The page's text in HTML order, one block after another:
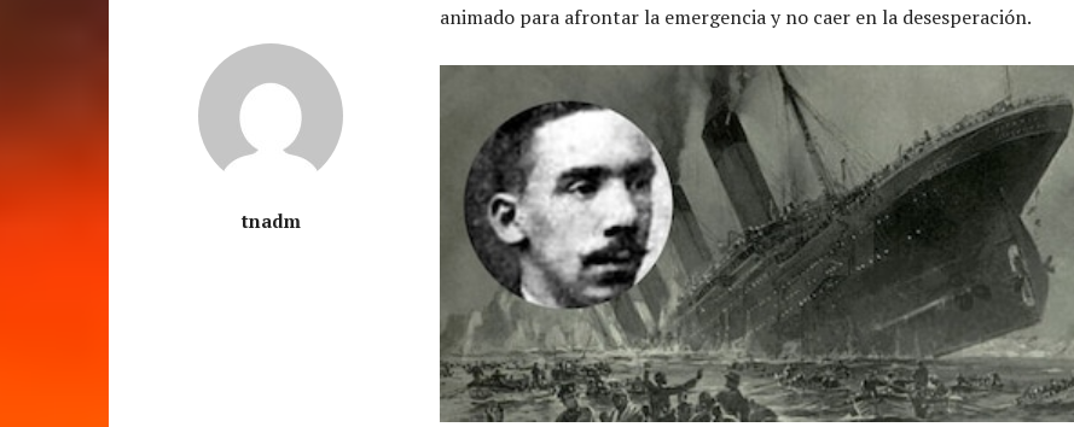
tnadm
animado para afrontar la emergencia y no caer en la desesperación.